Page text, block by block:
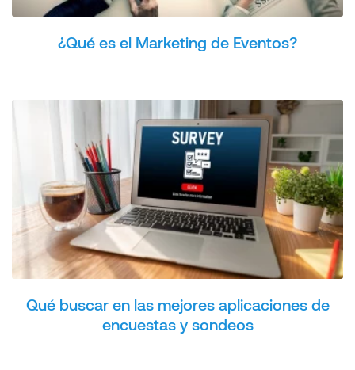
¿Qué es el Marketing de Eventos?
Qué buscar en las mejores aplicaciones de
encuestas y sondeos